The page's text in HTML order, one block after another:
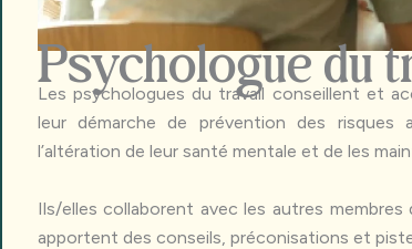
Psychologue du
Les psychologues du travail conseillent et
leur démarche de prévention des risques
l’altération de leur santé mentale et de les
Ils/elles collaborent avec les autres membres
apportent des conseils, préconisations et